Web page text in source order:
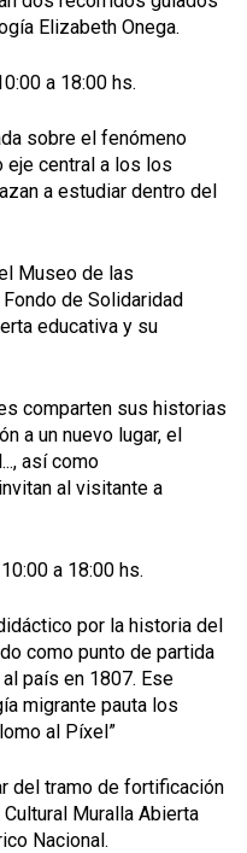
Elizabeth Onega.
a 18:00 hs.
sobre el fenómeno
eje central a los los
a estudiar dentro del
Museo de las
de Solidaridad
educativa y su
comparten sus historias
a un nuevo lugar, el
así como
al visitante a
a 18:00 hs.
por la historia del
como punto de partida
país en 1807. Ese
migrante pauta los
al Píxel”
del tramo de fortificación
Muralla Abierta
Nacional.